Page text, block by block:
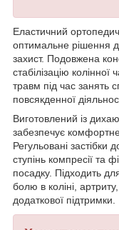
Еластичний
оптимальне рішення
захист. Подовжена
стабілізацію
травм під час занять
повсякденної
Виготовлений із
забезпечує
Регульовані
ступінь компресії та
посадку. Підходить
болю в коліні,
додаткової підтримки.